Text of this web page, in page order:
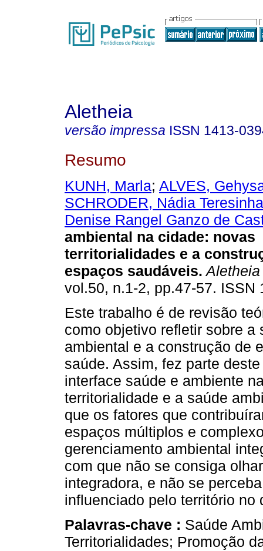
Aletheia
versão impressa ISSN 1413-
Resumo
KUNH, Marla; ALVES,
SCHRODER, Nádia Teresinha
Denise Rangel Ganzo de
ambiental na cidade: novas
territorialidades e a
espaços saudáveis. Aletheia
vol.50, n.1-2, pp.47-57. ISSN
Este trabalho é de revisão
como objetivo refletir sobre a
ambiental e a construção de
saúde. Assim, fez parte
interface saúde e ambiente
territorialidade e a saúde
que os fatores que
espaços múltiplos e
gerenciamento ambiental
com que não se consiga
integradora, e não se
influenciado pelo território no
Palavras-chave : Saúde
Territorialidades; Promoção